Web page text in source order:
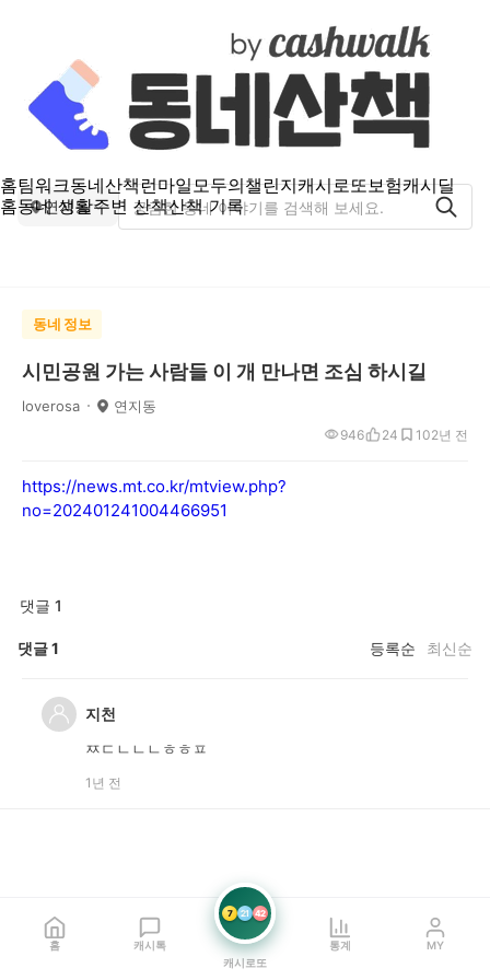
홈팀워크동네산책런마일모두의챌린지캐시로또보험캐시딜
홈동네 생활주변 산책산책 기록
연지동
동네 정보
시민공원 가는 사람들 이 개 만나면 조심 하시길
loverosa 연지동
2년 전
946 24 10
https://news.mt.co.kr/mtview.php?
no=202401241004466951
댓글 1
댓글1 등록순 최신순
지천
ㅉㄷㄴㄴㄴㅎㅎㅍ
1년 전
홈 캐시톡
7 21 42
캐시로또
통계 MY